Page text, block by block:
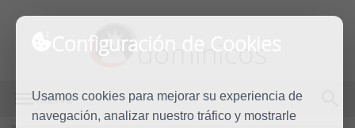
Configuración de Cookies
Usamos cookies para mejorar su experiencia de
navegación, analizar nuestro tráfico y mostrarle
dominicos
MENÚ